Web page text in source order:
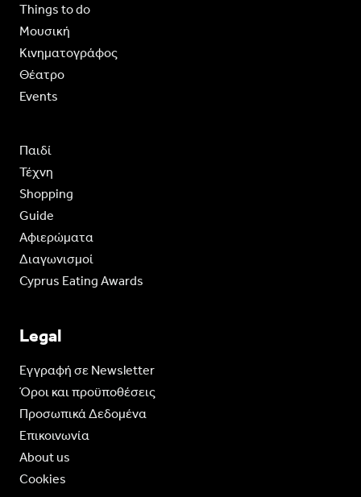
Things to do
Moυσική
Κινηματογράφος
Θέατρο
Events
Παιδί
Τέχνη
Shopping
Guide
Aφιερώματα
Διαγωνισμοί
Cyprus Eating Awards
Legal
Eγγραφή σε Newsletter
Όροι και προϋποθέσεις
Προσωπικά Δεδομένα
Επικοινωνία
About us
Cookies